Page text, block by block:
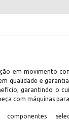
em movimento
qualidade e
garantindo o
com máquinas
componentes